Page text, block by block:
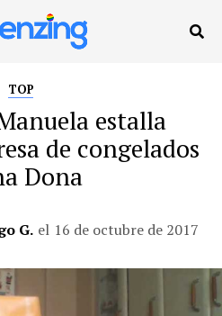
TOP
estalla
de congelados
Dona
G. el 16 de octubre de 2017